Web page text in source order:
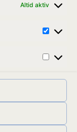
Altid aktiv
– din partner i